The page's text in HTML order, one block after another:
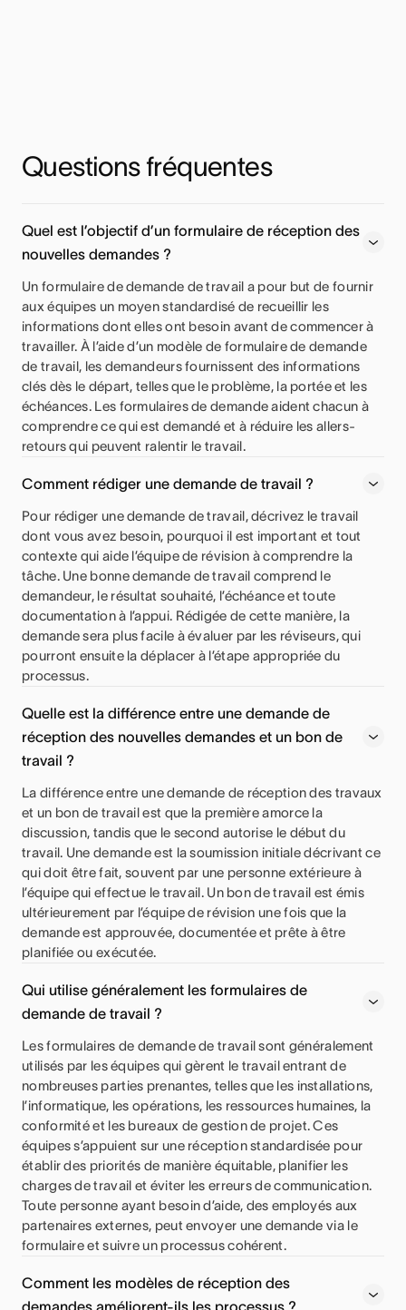
Questions fréquentes
Quel est l’objectif d’un formulaire de réception des
nouvelles demandes ?
Un formulaire de demande de travail a pour but de fournir
aux équipes un moyen standardisé de recueillir les
informations dont elles ont besoin avant de commencer à
travailler. À l’aide d’un modèle de formulaire de demande
de travail, les demandeurs fournissent des informations
clés dès le départ, telles que le problème, la portée et les
échéances. Les formulaires de demande aident chacun à
comprendre ce qui est demandé et à réduire les allers-
retours qui peuvent ralentir le travail.
Comment rédiger une demande de travail ?
Pour rédiger une demande de travail, décrivez le travail
dont vous avez besoin, pourquoi il est important et tout
contexte qui aide l’équipe de révision à comprendre la
tâche. Une bonne demande de travail comprend le
demandeur, le résultat souhaité, l’échéance et toute
documentation à l’appui. Rédigée de cette manière, la
demande sera plus facile à évaluer par les réviseurs, qui
pourront ensuite la déplacer à l’étape appropriée du
processus.
Quelle est la différence entre une demande de
réception des nouvelles demandes et un bon de
travail ?
La différence entre une demande de réception des travaux
et un bon de travail est que la première amorce la
discussion, tandis que le second autorise le début du
travail. Une demande est la soumission initiale décrivant ce
qui doit être fait, souvent par une personne extérieure à
l’équipe qui effectue le travail. Un bon de travail est émis
ultérieurement par l’équipe de révision une fois que la
demande est approuvée, documentée et prête à être
planifiée ou exécutée.
Qui utilise généralement les formulaires de
demande de travail ?
Les formulaires de demande de travail sont généralement
utilisés par les équipes qui gèrent le travail entrant de
nombreuses parties prenantes, telles que les installations,
l’informatique, les opérations, les ressources humaines, la
conformité et les bureaux de gestion de projet. Ces
équipes s’appuient sur une réception standardisée pour
établir des priorités de manière équitable, planifier les
charges de travail et éviter les erreurs de communication.
Toute personne ayant besoin d’aide, des employés aux
partenaires externes, peut envoyer une demande via le
formulaire et suivre un processus cohérent.
Comment les modèles de réception des
demandes améliorent-ils les processus ?